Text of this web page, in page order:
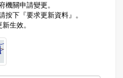
機關申請變更。
下『要求更新資料』。
生效。